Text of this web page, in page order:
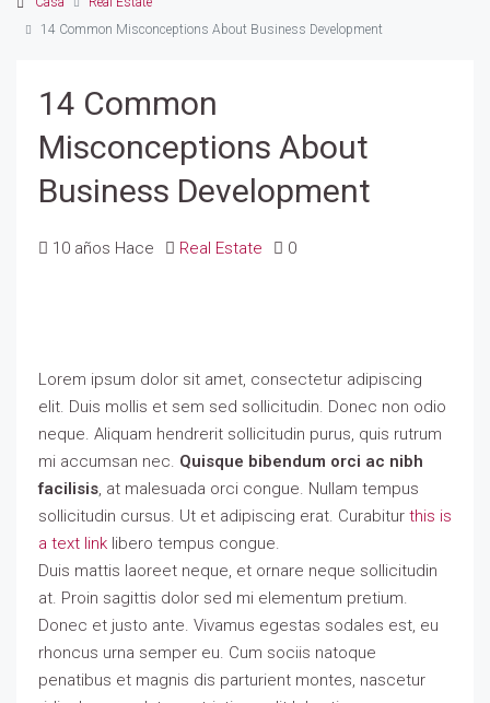
14 Common Misconceptions About Business Development
14 Common
Misconceptions About
Business Development
10 años Hace Real Estate 0
Lorem ipsum dolor sit amet, consectetur adipiscing
elit. Duis mollis et sem sed sollicitudin. Donec non odio
neque. Aliquam hendrerit sollicitudin purus, quis rutrum
mi accumsan nec. Quisque bibendum orci ac nibh
facilisis, at malesuada orci congue. Nullam tempus
sollicitudin cursus. Ut et adipiscing erat. Curabitur this is
a text link libero tempus congue.
Duis mattis laoreet neque, et ornare neque sollicitudin
at. Proin sagittis dolor sed mi elementum pretium.
Donec et justo ante. Vivamus egestas sodales est, eu
rhoncus urna semper eu. Cum sociis natoque
penatibus et magnis dis parturient montes, nascetur